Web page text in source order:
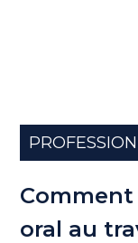
Comment
oral au